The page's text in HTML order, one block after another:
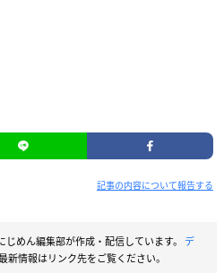
記事の内容について報告する
じめん編集部が作成・配信しています。 デ
新情報はリンク先をご覧ください。